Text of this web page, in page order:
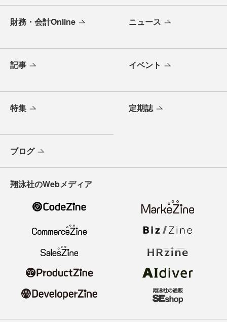
財務・会計Online ニュース
記事 イベント
特集 定期誌
ブログ
翔泳社のWebメディア